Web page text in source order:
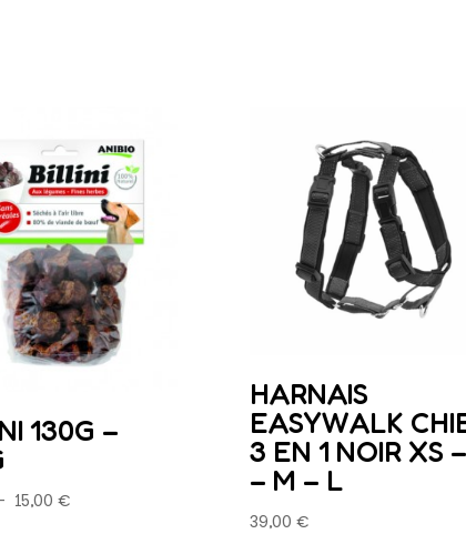
130G –
15,00€
HARNAIS
EASYWALK
3 EN 1 NOIR XS
– M – L
39,00€